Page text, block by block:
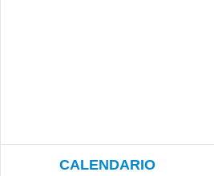
CALENDARIO